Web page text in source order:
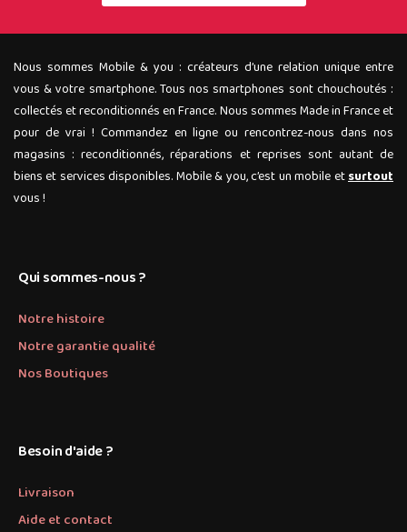
Nous sommes Mobile & you : créateurs d’une relation unique entre
vous & votre smartphone. Tous nos smartphones sont chouchoutés :
collectés et reconditionnés en France. Nous sommes Made in France et
pour de vrai ! Commandez en ligne ou rencontrez-nous dans nos
magasins : reconditionnés, réparations et reprises sont autant de
biens et services disponibles. Mobile & you, c’est un mobile etsurtout
vous !
Qui sommes-nous ?
Notre histoire
Notre garantie qualité
Nos Boutiques
Besoin d'aide ?
Livraison
Aide et contact